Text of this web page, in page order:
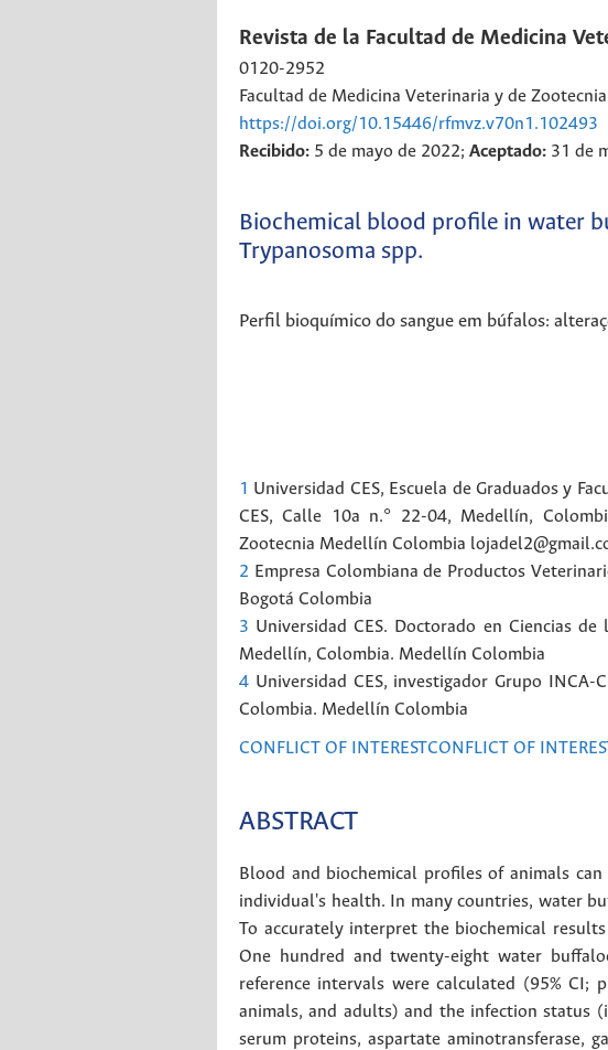
Revista de la Facultad de Medicina
0120-2952
Facultad de Medicina Veterinaria y de
https://doi.org/10.15446/rfmvz.v70n1.102493
Recibido: 5 de mayo de 2022; Aceptado: 31 de
Biochemical blood profile in water
Trypanosoma spp.
Perfil bioquímico do sangue em búfalos:
1 Universidad CES, Escuela de Graduados y
CES, Calle 10a n.° 22-04, Medellín,
Zootecnia Medellín Colombia
2 Empresa Colombiana de Productos
Bogotá Colombia
3 Universidad CES. Doctorado en Ciencias
Medellín, Colombia. Medellín Colombia
4 Universidad CES, investigador Grupo
Colombia. Medellín Colombia
CONFLICT OF INTERESTCONFLICT OF
ABSTRACT
Blood and biochemical profiles of animals
individual's health. In many countries, water
To accurately interpret the biochemical
One hundred and twenty-eight water
reference intervals were calculated (95% CI;
animals, and adults) and the infection status
serum proteins, aspartate aminotransferase,